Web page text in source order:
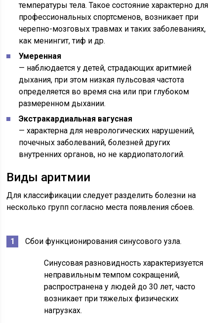
температуры тела. Такое состояние характерно для
профессиональных спортсменов, возникает при
черепно-мозговых травмах и таких заболеваниях,
как менингит, тиф и др.
Умеренная
— наблюдается у детей, страдающих аритмией
дыхания, при этом низкая пульсовая частота
определяется во время сна или при глубоком
размеренном дыхании.
Экстракардиальная вагусная
— характерна для неврологических нарушений,
почечных заболеваний, болезней других
внутренних органов, но не кардиопатологий.
Виды аритмии
Для классификации следует разделить болезни на
несколько групп согласно места появления сбоев.
Сбои функционирования синусового узла.
Синусовая разновидность характеризуется
неправильным темпом сокращений,
распространена у людей до 30 лет, часто
возникает при тяжелых физических
нагрузках.